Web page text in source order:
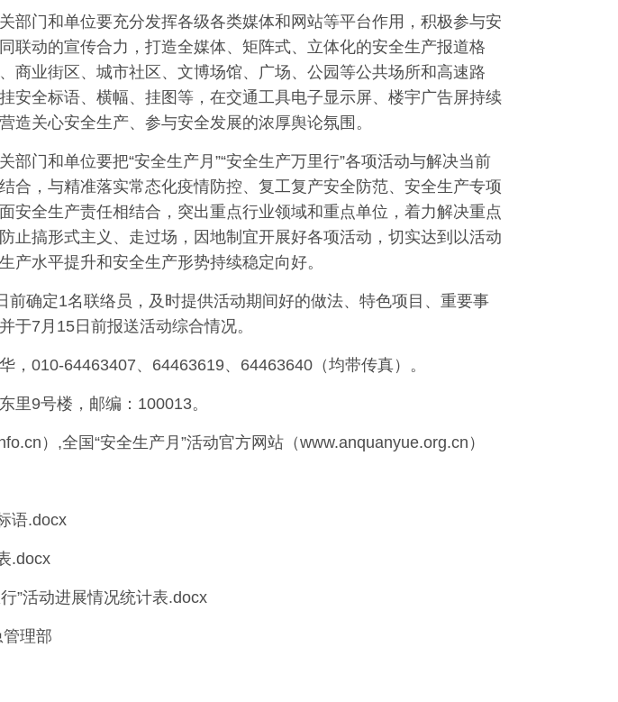
部门和单位要充分发挥各级各类媒体和网站等平台作用，积极参与安
联动的宣传合力，打造全媒体、矩阵式、立体化的安全生产报道格
商业街区、城市社区、文博场馆、广场、公园等公共场所和高速路
安全标语、横幅、挂图等，在交通工具电子显示屏、楼宇广告屏持续
造关心安全生产、参与安全发展的浓厚舆论氛围。
部门和单位要把“安全生产月”“安全生产万里行”各项活动与解决当前
合，与精准落实常态化疫情防控、复工复产安全防范、安全生产专项
安全生产责任相结合，突出重点行业领域和重点单位，着力解决重点
止搞形式主义、走过场，因地制宜开展好各项活动，切实达到以活动
产水平提升和安全生产形势持续稳定向好。
前确定1名联络员，及时提供活动期间好的做法、特色项目、重要事
于7月15日前报送活动综合情况。
，010-64463407、64463619、64463640（均带传真）。
里9号楼，邮编：100013。
）,全国“安全生产月”活动官方网站（www.anquanyue.org.cn）
语.docx
.docx
”活动进展情况统计表.docx
理部